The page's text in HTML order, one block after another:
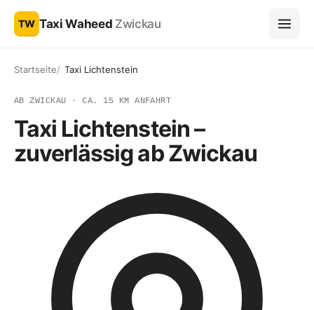
TW Taxi Waheed Zwickau
Startseite Taxi Lichtenstein
AB ZWICKAU · CA. 15 KM ANFAHRT
Taxi Lichtenstein –
zuverlässig ab Zwickau